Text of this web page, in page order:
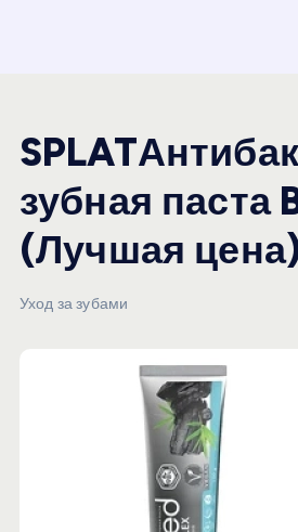
зубная паста
(Лучшая
Уход за зубами